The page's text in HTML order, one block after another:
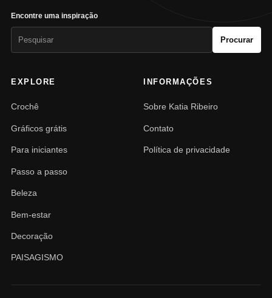
Encontre uma inspiração
Procurar
EXPLORE
Crochê
Gráficos grátis
Para iniciantes
Passo a passo
Beleza
Bem-estar
Decoração
PAISAGISMO
INFORMAÇÕES
Sobre Katia Ribeiro
Contato
Política de privacidade